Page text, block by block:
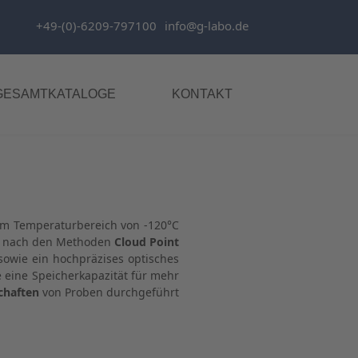
+49-(0)-6209-797100 info@g-labo.de
KONTAKT
Temperaturbereich von -120°C
den Methoden Cloud Point
ein hochpräzises optisches
eine Speicherkapazität für mehr
von Proben durchgeführt